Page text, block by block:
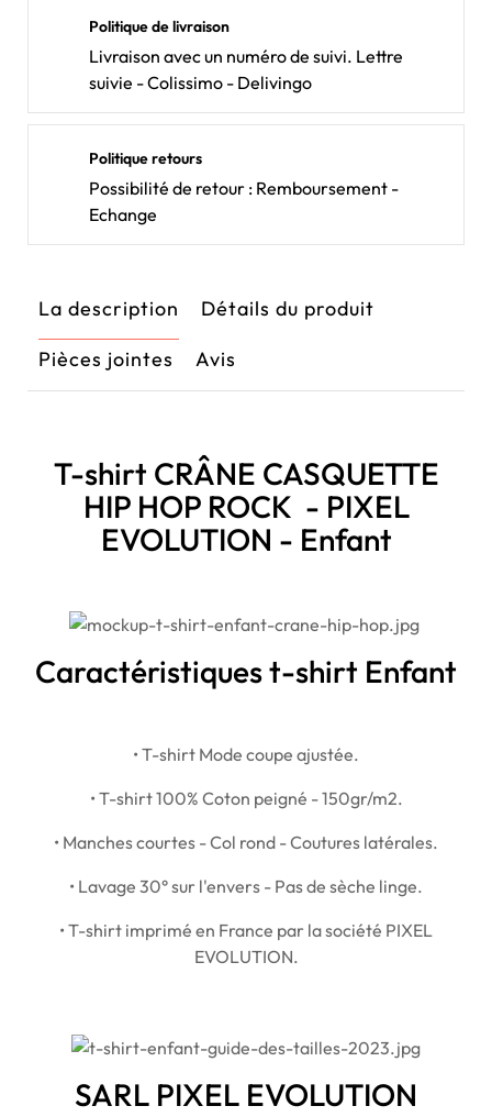
Politique de livraison
Livraison avec un numéro de suivi. Lettre
suivie - Colissimo - Delivingo
Politique retours
Possibilité de retour : Remboursement -
Echange
La description
Détails du produit
Pièces jointes
Avis
T-shirt CRÂNE CASQUETTE
HIP HOP ROCK - PIXEL
EVOLUTION - Enfant
Caractéristiques t-shirt Enfant
• T-shirt Mode coupe ajustée.
• T-shirt 100% Coton peigné - 150gr/m2.
• Manches courtes - Col rond - Coutures latérales.
• Lavage 30° sur l'envers - Pas de sèche linge.
• T-shirt imprimé en France par la société PIXEL
EVOLUTION.
SARL PIXEL EVOLUTION